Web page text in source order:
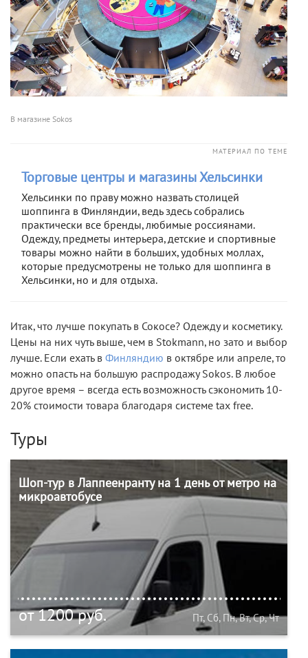
В магазине Sokos
МАТЕРИАЛ ПО ТЕМЕ
Торговые центры и магазины Хельсинки
Хельсинки по праву можно назвать столицей
шоппинга в Финляндии, ведь здесь собрались
практически все бренды, любимые россиянами.
Одежду, предметы интерьера, детские и спортивные
товары можно найти в больших, удобных моллах,
которые предусмотрены не только для шоппинга в
Хельсинки, но и для отдыха.
Итак, что лучше покупать в Сокосе? Одежду и косметику.
Цены на них чуть выше, чем в Stokmann, но зато и выбор
лучше. Если ехать в Финляндию в октябре или апреле, то
можно опасть на большую распродажу Sokos. В любое
другое время – всегда есть возможность сэкономить 10-
20% стоимости товара благодаря системе tax free.
Туры
Шоп-тур в Лаппеенранту на 1 день от метро на
микроавтобусе
от 1200 руб. Пт, Сб, Пн, Вт, Ср, Чт